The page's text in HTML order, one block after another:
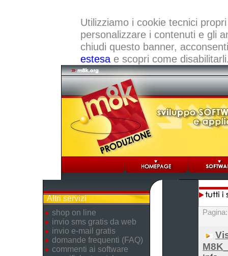
Utilizziamo i cookie tecnici
personalizzare i contenuti e gli
chiudi questo banner,
estesae scopri come
Altri servizi
shop on line
invio sms gratis da web
invio e-mail gratis
domande frequenti (FAQ)
commenti ai software